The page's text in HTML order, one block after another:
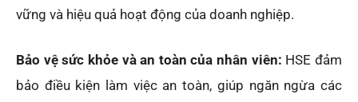
vững và hiệu quả hoạt động của doanh nghiệp.
Bảo vệ sức khỏe và an toàn của nhân viên: HSE đảm
bảo điều kiện làm việc an toàn, giúp ngăn ngừa các